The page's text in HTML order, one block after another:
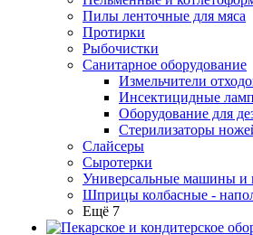
Пилы ленточные для мяса
Протирки
Рыбочистки
Санитарное оборудование
Измельчители
Инсектицидные
Оборудование для
Стерилизаторы
Слайсеры
Сыротерки
Универсальные машины и
Шприцы колбасные -
Ещё 7